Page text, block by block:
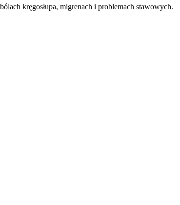
kręgosłupa, migrenach i problemach stawowych.